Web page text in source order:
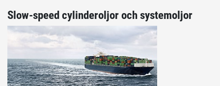
Slow-speed cylinderoljor och systemoljor